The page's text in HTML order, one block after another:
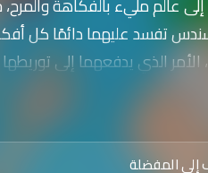
سندس تفسد عليهما دائمًا كل
الذي يدفعهما إلى
المفضلة